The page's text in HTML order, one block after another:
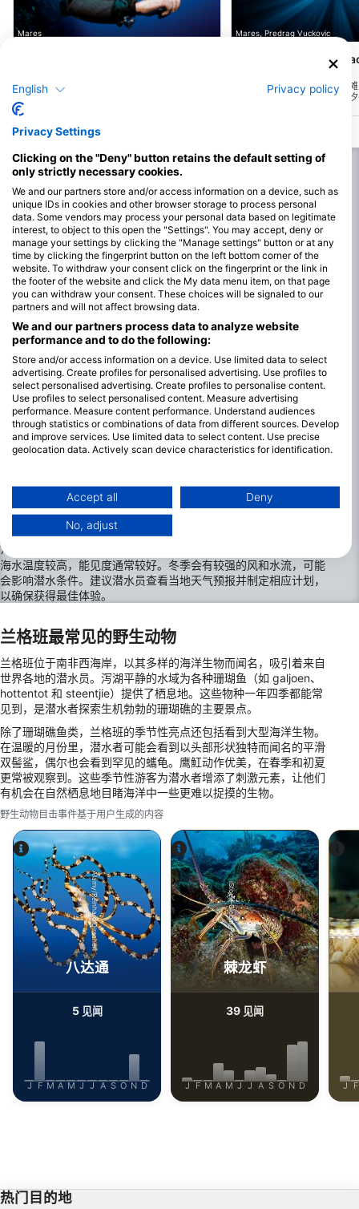
Mares
需要获得国家旅游局的许可。最佳潜水时间
是潮汐平静时。那里的潮汐水流很强。
Mares, Predrag Vuckovic
Langebaan Main
(★3.4)
该潜水点位于兰格班主海
潜水。最佳潜水时间是潮
兰格班最佳潜水月份
兰格班全年潜水条件多样。冬季（6 月至 8 月）水温为 12°C-
17°C/54°F-63°F，夏季（12 月至 2 月）水温为 18°C-22°C/64°F-
72°F。潜水全年都可进行，但最佳条件通常出现在夏季，因为此时
海水温度较高，能见度通常较好。冬季会有较强的风和水流，可能
会影响潜水条件。建议潜水员查看当地天气预报并制定相应计划，
以确保获得最佳体验。
兰格班最常见的野生动物
兰格班位于南非西海岸，以其多样的海洋生物而闻名，吸引着来自
世界各地的潜水员。泻湖平静的水域为各种珊瑚鱼（如 galjoen、
hottentot 和 steentjie）提供了栖息地。这些物种一年四季都能常
见到，是潜水者探索生机勃勃的珊瑚礁的主要景点。
除了珊瑚礁鱼类，兰格班的季节性亮点还包括看到大型海洋生物。
在温暖的月份里，潜水者可能会看到以头部形状独特而闻名的平滑
双髻鲨，偶尔也会看到罕见的蠵龟。鹰魟动作优美，在春季和初夏
更常被观察到。这些季节性游客为潜水者增添了刺激元素，让他们
有机会在自然栖息地目睹海洋中一些更难以捉摸的生物。
野生动物目击事件基于用户生成的内容
Alamy/Reinhard Dirscherl
八达通
5见闻
J F M A M J J A S O N D
iStock-Global_Pics
棘龙虾
39 见闻
J F M A M J J A S O N D J F
热门目的地
English Privacy policy
Privacy Settings
Clicking on the "Deny" button retains the default setting of
only strictly necessary cookies.
We and our partners store and/or access information on a device, such as
unique IDs in cookies and other browser storage to process personal
data. Some vendors may process your personal data based on legitimate
interest, to object to this open the "Settings". You may accept, deny or
manage your settings by clicking the "Manage settings" button or at any
time by clicking the fingerprint button on the left bottom corner of the
website. To withdraw your consent click on the fingerprint or the link in
the footer of the website and click the My data menu item, on that page
you can withdraw your consent. These choices will be signaled to our
partners and will not affect browsing data.
We and our partners process data to analyze website
performance and to do the following:
Store and/or access information on a device. Use limited data to select
advertising. Create profiles for personalised advertising. Use profiles to
select personalised advertising. Create profiles to personalise content.
Use profiles to select personalised content. Measure advertising
performance. Measure content performance. Understand audiences
through statistics or combinations of data from different sources. Develop
and improve services. Use limited data to select content. Use precise
geolocation data. Actively scan device characteristics for identification.
Data may be shared outside of the European Union and send to the USA.
Your consent and the cookie policy applies solely to this website/app.
View Partner List (1 IAB Vendors)
IAB processing purposes:
Store and/or access information on a device
Use limited data to select advertising
Create profiles for personalised advertising
Use profiles to select personalised
advertising
Create profiles to personalise content
Use profiles to select personalised content
Measure advertising performance
Measure content performance
Understand audiences through statistics or
combinations of data from different sources
Develop and improve services
Use limited data to select content
IAB Special Features:
Use precise geolocation data
Necessary
Advertising
Accept all Deny
No, adjust